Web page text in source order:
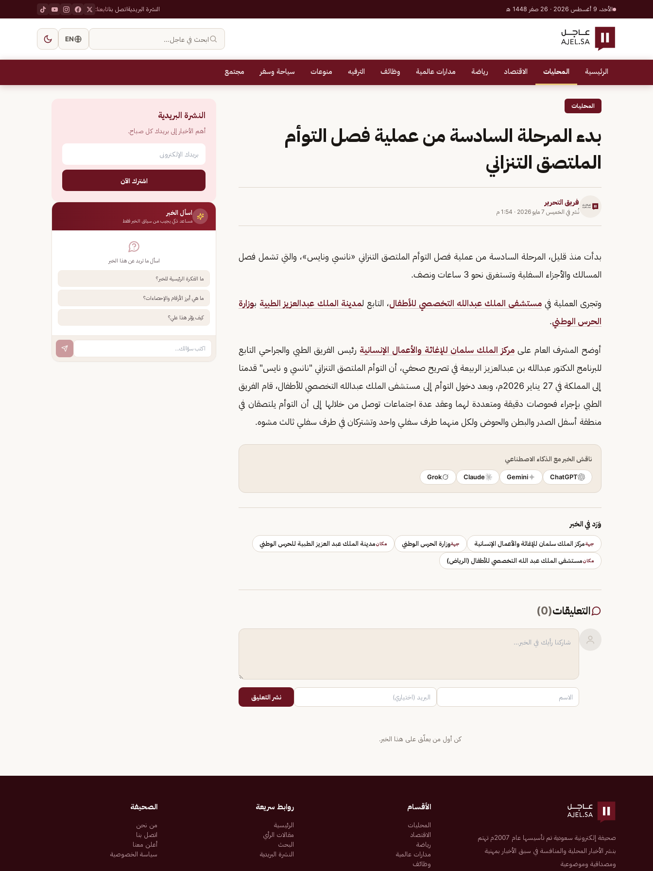
الأحد، 9 أغسطس 2026 · 26 صفر 1448 هـ النشرة البريديةاتصل بناتابعنا:
ابحث في عاجل… EN
الرئيسية المحليات الاقتصاد رياضة مدارات عالمية وظائف الترفيه منوعات سياحة وسفر مجتمع
المحليات
بدء المرحلة السادسة من عملية فصل التوأم
الملتصق التنزاني
فريق التحرير
نُشر في الخميس 7 مايو 2026 · 1:54 م
بدأت منذ قليل، المرحلة السادسة من عملية فصل التوأم الملتصق التنزاني «نانسي ونايس»، والتي تشمل فصل
المسالك والأجزاء السفلية وتستغرق نحو 3 ساعات ونصف.
وتجرى العملية فيمستشفى الملك عبدالله التخصصي للأطفال، التابع لمدينة الملك عبدالعزيز الطبية بوزارة
الحرس الوطني.
أوضح المشرف العام علىمركز الملك سلمان للإغاثة والأعمال الإنسانية رئيس الفريق الطبي والجراحي التابع
للبرنامج الدكتور عبدالله بن عبدالعزيز الربيعة في تصريح صحفي، أن التوأم الملتصق التنزاني "نانسي و نايس" قدمتا
إلى المملكة في 27 يناير 2026م، وبعد دخول التوأم إلى مستشفى الملك عبدالله التخصصي للأطفال، قام الفريق
الطبي بإجراء فحوصات دقيقة ومتعددة لهما وعقد عدة اجتماعات توصل من خلالها إلى أن التوأم يلتصقان في
منطقة أسفل الصدر والبطن والحوض ولكل منهما طرف سفلي واحد وتشتركان في طرف سفلي ثالث مشوه.
ناقش الخبر مع الذكاء الاصطناعي
ChatGPT
Gemini
Claude
Grok
وَرَد في الخبر
جهةمركز الملك سلمان للإغاثة والأعمال الإنسانية جهةوزارة الحرس الوطني مكانمدينة الملك عبد العزيز الطبية للحرس الوطني
مكانمستشفى الملك عبد الله التخصصي للأطفال (الرياض)
التعليقات(
0
)
نشر التعليق
كن أول من يعلّق على هذا الخبر.
النشرة البريدية
أهم الأخبار إلى بريدك كل صباح.
اشترك الآن
اسأل الخبر
مساعد ذكي يجيب من سياق الخبر فقط
اسأل ما تريد عن هذا الخبر
ما الفكرة الرئيسية للخبر؟
ما هي أبرز الأرقام والإحصاءات؟
كيف يؤثر هذا علي؟
صحيفة إلكترونية سعودية تم تأسيسها عام 2007م تهتم
بنشر الأخبار المحلية والمنافسة في سبق الأخبار بمهنية
ومصداقية وموضوعية
الأقسام
المحليات
الاقتصاد
رياضة
مدارات عالمية
وظائف
روابط سريعة
الرئيسية
مقالات الرأي
البحث
النشرة البريدية
الصحيفة
من نحن
اتصل بنا
أعلن معنا
سياسة الخصوصية